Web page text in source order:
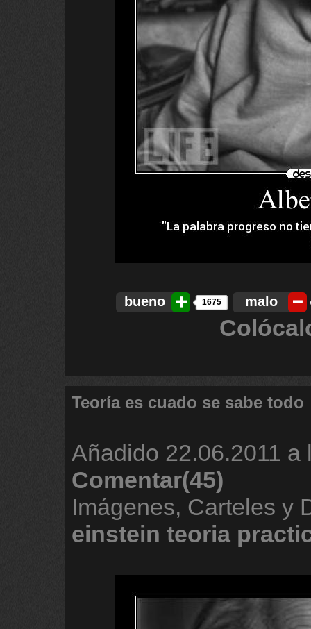
bueno 1675 malo
Teoría es cuado se sabe todo
Añadido 22.06.2011 a
Comentar(45)
Imágenes, Carteles y
einstein teoria